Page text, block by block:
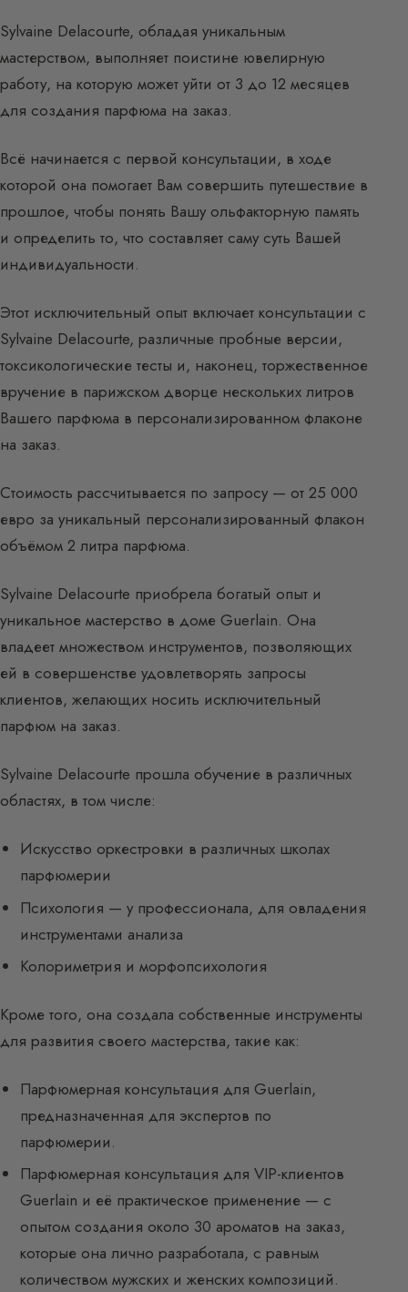
Sylvaine Delacourte, обладая уникальным
мастерством, выполняет поистине ювелирную
работу, на которую может уйти от 3 до 12 месяцев
для создания парфюма на заказ.
Всё начинается с первой консультации, в ходе
которой она помогает Вам совершить путешествие в
прошлое, чтобы понять Вашу ольфакторную память
и определить то, что составляет саму суть Вашей
индивидуальности.
Этот исключительный опыт включает консультации с
Sylvaine Delacourte, различные пробные версии,
токсикологические тесты и, наконец, торжественное
вручение в парижском дворце нескольких литров
Вашего парфюма в персонализированном флаконе
на заказ.
Стоимость рассчитывается по запросу — от 25 000
евро за уникальный персонализированный флакон
объёмом 2 литра парфюма.
Sylvaine Delacourte приобрела богатый опыт и
уникальное мастерство в доме Guerlain. Она
владеет множеством инструментов, позволяющих
ей в совершенстве удовлетворять запросы
клиентов, желающих носить исключительный
парфюм на заказ.
Sylvaine Delacourte прошла обучение в различных
областях, в том числе:
Искусство оркестровки в различных школах
парфюмерии
Психология — у профессионала, для овладения
инструментами анализа
Колориметрия и морфопсихология
Кроме того, она создала собственные инструменты
для развития своего мастерства, такие как:
Парфюмерная консультация для Guerlain,
предназначенная для экспертов по
парфюмерии.
Парфюмерная консультация для VIP-клиентов
Guerlain и её практическое применение — с
опытом создания около 30 ароматов на заказ,
которые она лично разработала, с равным
количеством мужских и женских композиций.